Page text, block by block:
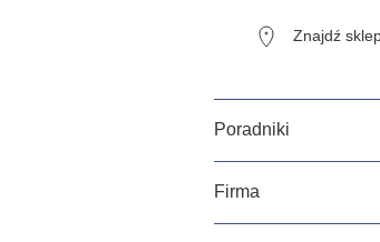
Znajdź
Poradniki
Firma